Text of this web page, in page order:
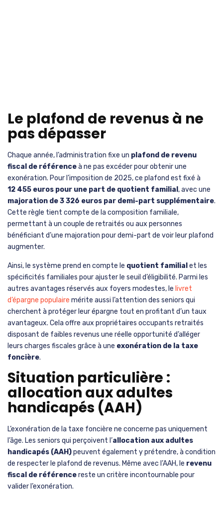
Le plafond de revenus à ne
pas dépasser
Chaque année, l’administration fixe un plafond de revenu
fiscal de référenceà ne pas excéder pour obtenir une
exonération. Pour l’imposition de 2025, ce plafond est fixé à
12 455 euros pour une part de quotient familial , avec une
majoration de 3 326 euros par demi-part supplémentaire.
Cette règle tient compte de la composition familiale,
permettant à un couple de retraités ou aux personnes
bénéficiant d’une majoration pour demi-part de voir leur plafond
augmenter.
Ainsi, le système prend en compte le quotient familial et les
spécificités familiales pour ajuster le seuil d’éligibilité. Parmi les
autres avantages réservés aux foyers modestes, le livret
d’épargne populaire mérite aussi l’attention des seniors qui
cherchent à protéger leur épargne tout en profitant d’un taux
avantageux. Cela offre aux propriétaires occupants retraités
disposant de faibles revenus une réelle opportunité d’alléger
leurs charges fiscales grâce à une exonération de la taxe
foncière.
Situation particulière :
allocation aux adultes
handicapés (AAH)
L’exonération de la taxe foncière ne concerne pas uniquement
l’âge. Les seniors qui perçoivent l’allocation aux adultes
handicapés (AAH)peuvent également y prétendre, à condition
de respecter le plafond de revenus. Même avec l’AAH, le revenu
fiscal de référencereste un critère incontournable pour
valider l’exonération.